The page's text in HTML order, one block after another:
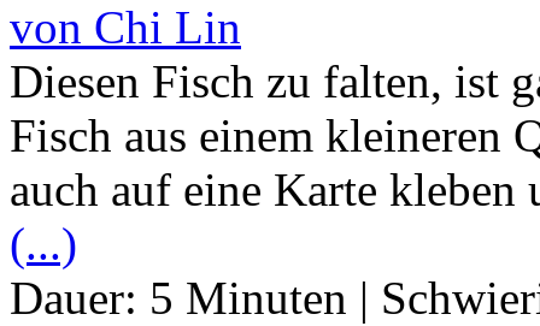
von Chi Lin
Diesen Fisch zu falten, ist
Fisch aus einem kleineren
auch auf eine Karte
(...)
Dauer: 5 Minuten |